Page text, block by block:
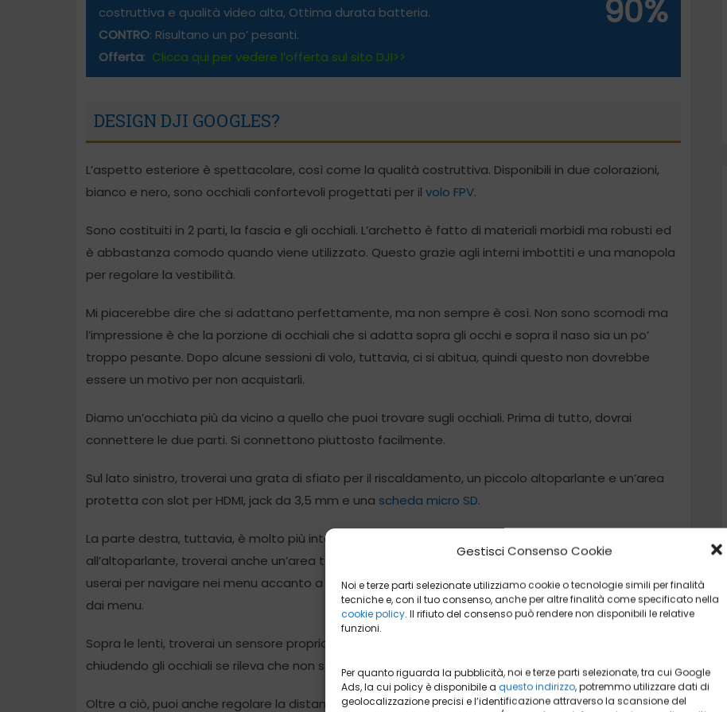
Gestisci Consenso Cookie
Noi e terze parti selezionate utilizziamo cookie o tecnologie simili per finalità
tecniche e, con il tuo consenso, anche per altre finalità come specificato nella
cookie policy. Il rifiuto del consenso può rendere non disponibili le relative
funzioni.
Per quanto riguarda la pubblicità, noi e terze parti selezionate, tra cui Google
Ads, la cui policy è disponibile a questo indirizzo, potremmo utilizzare dati di
geolocalizzazione precisi e l’identificazione attraverso la scansione del
90%
costruttiva e qualità video alta, Ottima durata batteria.
CONTRO: Risultano un po’ pesanti.
Offerta: Clicca qui per vedere l’offerta sul sito DJI>>
DESIGN DJI GOOGLES?
L’aspetto esteriore è spettacolare, così come la qualità costruttiva. Disponibili in due colorazioni,
bianco e nero, sono occhiali confortevoli progettati per il volo FPV.
Sono costituiti in 2 parti, la fascia e gli occhiali. L’archetto è fatto di materiali morbidi ma robusti ed
è abbastanza comodo quando viene utilizzato. Questo grazie agli interni imbottiti e una manopola
per regolare la vestibilità.
Mi piacerebbe dire che si adattano perfettamente, ma non sempre è così. Non sono scomodi ma
l’impressione è che la porzione di occhiali che si adatta sopra gli occhi e sopra il naso sia un po’
troppo pesante. Dopo alcune sessioni di volo, tuttavia, ci si abitua, quindi questo non dovrebbe
essere un motivo per non acquistarli.
Diamo un’occhiata più da vicino a quello che puoi trovare sugli occhiali. Prima di tutto, dovrai
connettere le due parti. Si connettono piuttosto facilmente.
Sul lato sinistro, troverai una grata di sfiato per il riscaldamento, un piccolo altoparlante e un’area
protetta con slot per HDMI, jack da 3,5 mm e una scheda micro SD.
La parte destra, tuttavia, è molto più interessante. Oltre al pulsante di accensione e
all’altoparlante, troverai anche un’area touchpad al centro. Sì, un touchpad a tutti gli effetti! Lo
userai per navigare nei menu accanto a 2 pulsanti sotto il bordo che vengono utilizzati per uscire
dai menu.
Sopra le lenti, troverai un sensore proprio tra loro due. Serve allo scopo di risparmiare la batteria
chiudendo gli occhiali se rileva che non sono stati indossati.
Oltre a ciò, puoi anche regolare la distanza interpupilare degli obiettivi tramite una manopola